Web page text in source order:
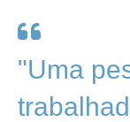
"Uma